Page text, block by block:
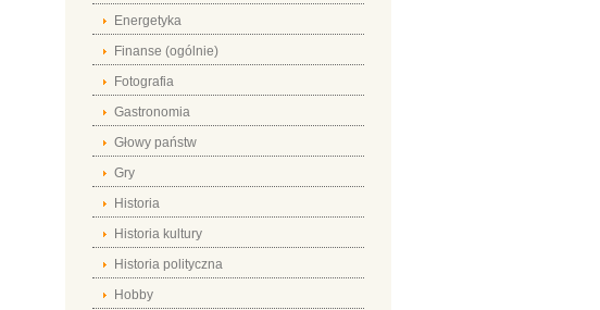
Energetyka
Finanse (ogólnie)
Fotografia
Gastronomia
Głowy państw
Gry
Historia
Historia kultury
Historia polityczna
Hobby